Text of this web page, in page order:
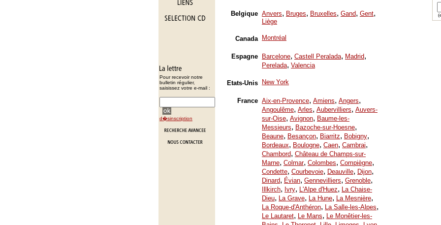
Pour recevoir notre
bulletin régulier,
saisissez votre e-mail :
d�sinscription
Belgique Anvers, Bruges, Bruxelles, Gand, Gent,
Liège
Canada Montréal
Espagne Barcelone, Castell Peralada, Madrid,
Perelada, Valencia
Etats-Unis New York
France Aix-en-Provence, Amiens, Angers,
Angoulême, Arles, Aubervilliers, Auvers-
sur-Oise, Avignon, Baume-les-
Messieurs, Bazoche-sur-Hoesne,
Beaune, Besançon, Biarritz, Bobigny,
Bordeaux, Boulogne, Caen, Cambrai,
Chambord, Château de Champs-sur-
Marne, Colmar, Colombes, Compiègne,
Condette, Courbevoie, Deauville, Dijon,
Dinard, Évian, Gennevilliers, Grenoble,
Illkirch, Ivry, L'Alpe d'Huez, La Chaise-
Dieu, La Grave, La Hune, La Mesnière,
La Roque-d'Anthéron, La Salle-les-Alpes,
Le Lautaret, Le Mans, Le Monêtier-les-